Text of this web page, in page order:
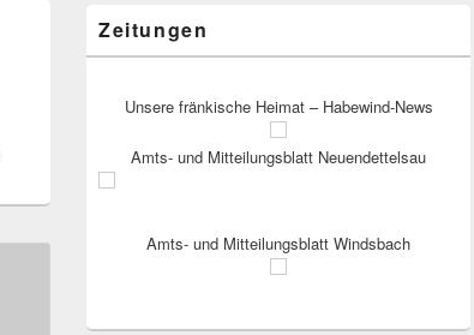
Zeitungen
Unsere fränkische Heimat – Habewind-News
Amts- und Mitteilungsblatt Neuendettelsau
Amts- und Mitteilungsblatt Windsbach